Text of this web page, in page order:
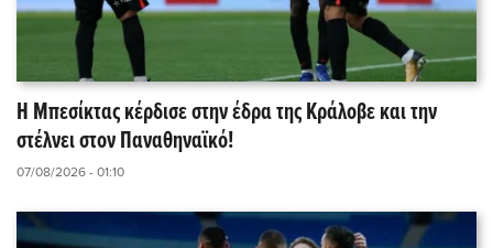
Η Μπεσίκτας κέρδισε στην έδρα της Κράλοβε και την
στέλνει στον Παναθηναϊκό!
07/08/2026 - 01:10